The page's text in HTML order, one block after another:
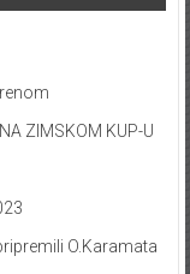
ZIMSKOM KUP-U
O.Karamata